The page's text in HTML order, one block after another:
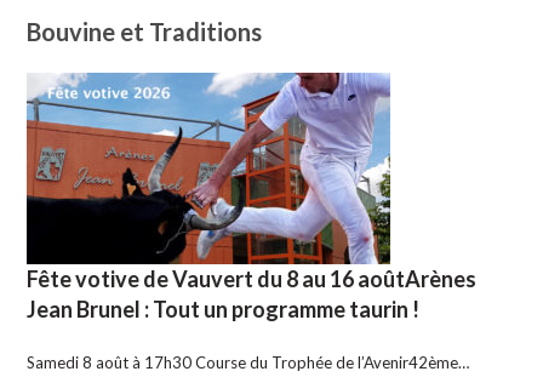
Bouvine et Traditions
Fête votive de Vauvert du 8 au 16 aoûtArènes
Jean Brunel : Tout un programme taurin !
Samedi 8 août à 17h30 Course du Trophée de l’Avenir42ème…